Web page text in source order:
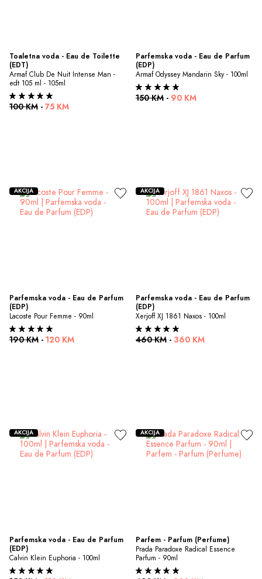
Toaletna voda - Eau de Toilette
(EDT)
Armaf Club De Nuit Intense Man -
edt 105 ml - 105ml
100 KM - 75 KM
Parfemska voda - Eau de Parfum
(EDP)
Armaf Odyssey Mandarin Sky - 100ml
150 KM - 90 KM
Parfemska voda - Eau de Parfum
(EDP)
Lacoste Pour Femme - 90ml
190 KM - 120 KM
AKCIJA
Parfemska voda - Eau de Parfum
(EDP)
Xerjoff XJ 1861 Naxos - 100ml
460 KM - 360 KM
AKCIJA
Parfemska voda - Eau de Parfum
(EDP)
Calvin Klein Euphoria - 100ml
AKCIJA
Parfem - Parfum (Perfume)
Prada Paradoxe Radical Essence
Parfum - 90ml
AKCIJA